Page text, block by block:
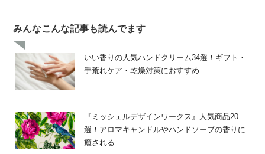
みんなこんな記事も読んでます
いい香りの人気ハンドクリーム34選！ギフト・
手荒れケア・乾燥対策におすすめ
『ミッシェルデザインワークス』人気商品20
選！アロマキャンドルやハンドソープの香りに
癒される